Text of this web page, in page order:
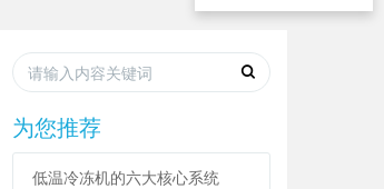
为您推荐
低温冷冻机的六大核心系统